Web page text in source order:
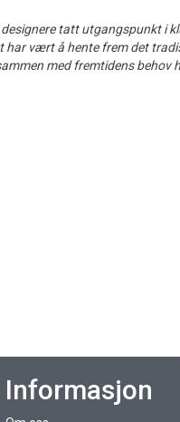
tatt utgangspunkt i
har vært å hente frem det
med fremtidens behov
Informasjon